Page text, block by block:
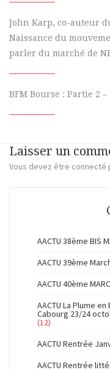
John Karp, co-auteur
Naissance du
parler du marché de
BFM Bourse : Partie 2
Laisser un
Vous devez être connecté
AACTU 38ème BIS
AACTU 39ème
AACTU 40ème
AACTU La Plume
Cabourg 23/24
(12)
AACTU Rentrée
AACTU Rentrée